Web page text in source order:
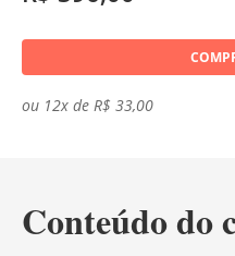
ou 12x de R$ 33,00
Conteúdo do